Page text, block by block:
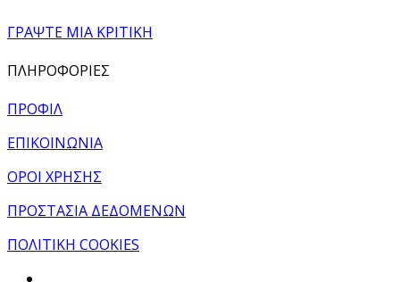
ΓΡΑΨΤΕ ΜΙΑ ΚΡΙΤΙΚΗ
ΠΛΗΡΟΦΟΡΙΕΣ
ΠΡΟΦΙΛ
ΕΠΙΚΟΙΝΩΝΙΑ
ΟΡΟΙ ΧΡΗΣΗΣ
ΠΡΟΣΤΑΣΙΑ ΔΕΔΟΜΕΝΩΝ
ΠΟΛΙΤΙΚΗ COOKIES